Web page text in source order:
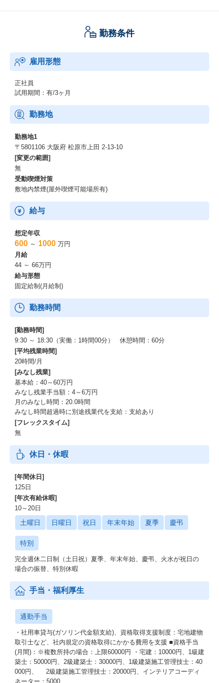
勤務条件
雇用形態
正社員
試用期間：有/3ヶ月
勤務地
勤務地1
〒5801106 大阪府 松原市上田 2-13-10
[変更の範囲]
無
受動喫煙対策
敷地内禁煙(屋外喫煙可能場所有)
給与
想定年収
600 ～ 1000 万円
月給
44 ～ 66万円
給与形態
固定給制(月給制)
勤務時間
[勤務時間]
9:30 ～ 18:30（実働：1時間00分） 休憩時間：60分
[平均残業時間]
20時間/月
[みなし残業]
基本給：40～60万円
みなし残業手当額：4～6万円
月のみなし時間：20.0時間
みなし時間超過時に別途残業代を支給：支給あり
[フレックスタイム]
無
休日・休暇
[年間休日]
125日
[年次有給休暇]
10～20日
土曜日 日曜日 祝日 年末年始 夏季 慶弔
特別
完全週休二日制（土日祝）夏季、年末年始、慶弔、火水が祝日の
場合の振替、特別休暇
手当・福利厚生
通勤手当
・社用車貸与(ガソリン代金額支給)、資格取得支援制度：宅地建物
取引士など、社内規定の資格取得にかかる費用を支援 ■資格手当
(月間)：※複数所持の場合：上限60000円 ・宅建：10000円、1級建
築士：50000円、2級建築士：30000円、1級建築施工管理技士：40
000円、 2級建築施工管理技士：20000円、インテリアコーディ
ネーター：5000